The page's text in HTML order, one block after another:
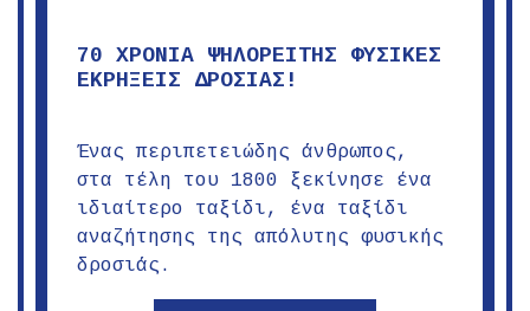
70 ΧΡΟΝΙΑ ΨΗΛΟΡΕΙΤΗΣ ΦΥΣΙΚΕΣ
ΕΚΡΗΞΕΙΣ ΔΡΟΣΙΑΣ!
Ένας περιπετειώδης άνθρωπος,
στα τέλη του 1800 ξεκίνησε ένα
ιδιαίτερο ταξίδι, ένα ταξίδι
αναζήτησης της απόλυτης φυσικής
δροσιάς.